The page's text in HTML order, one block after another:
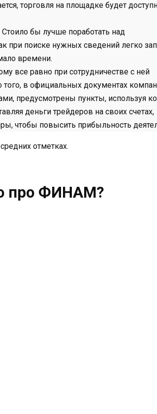
торговля на площадке будет
Стоило бы лучше поработать над
при поиске нужных сведений легко
времени.
все равно при сотрудничестве с ней
в официальных документах
предусмотрены пункты, используя
деньги трейдеров на своих счетах,
чтобы повысить прибыльность
отметках.
про ФИНАМ?